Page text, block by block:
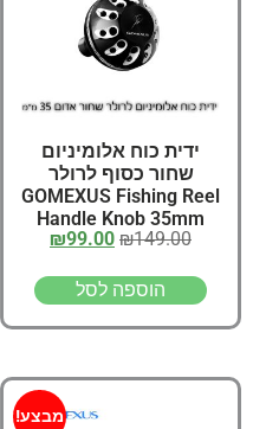
ידית כוח אלומיניום
שחור כסוף לרולר
GOMEXUS Fishing Reel
Handle Knob 35mm
₪149.00
₪99.00
הוספה לסל
מבצע!